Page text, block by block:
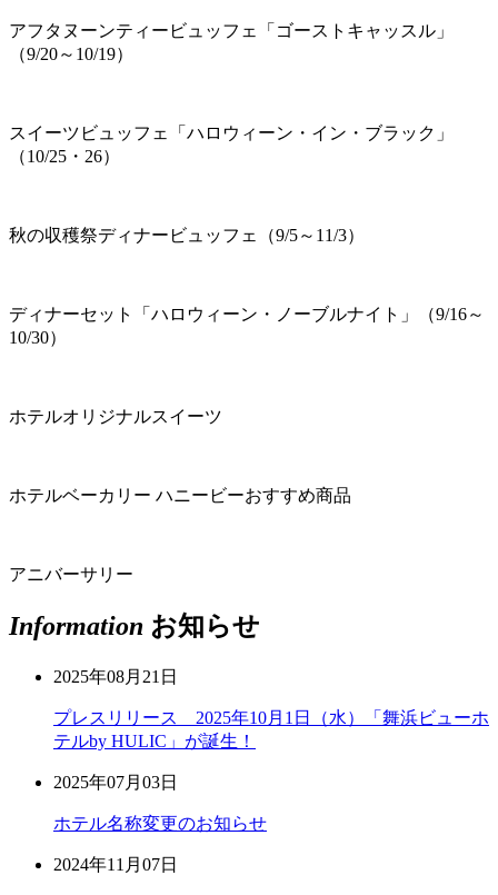
アフタヌーンティービュッフェ「ゴーストキャッスル」
（9/20～10/19）
スイーツビュッフェ「ハロウィーン・イン・ブラック」
（10/25・26）
秋の収穫祭ディナービュッフェ（9/5～11/3）
ディナーセット「ハロウィーン・ノーブルナイト」（9/16～
10/30）
ホテルオリジナルスイーツ
ホテルベーカリー ハニービーおすすめ商品
アニバーサリー
Information お知らせ
2025年08月21日
プレスリリース 2025年10月1日（水）「舞浜ビューホ
テルby HULIC」が誕生！
2025年07月03日
ホテル名称変更のお知らせ
2024年11月07日